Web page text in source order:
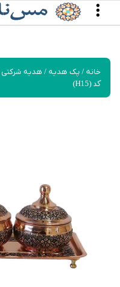
خانه / پک هدیه / هدیه شرکتی
کد (H15)